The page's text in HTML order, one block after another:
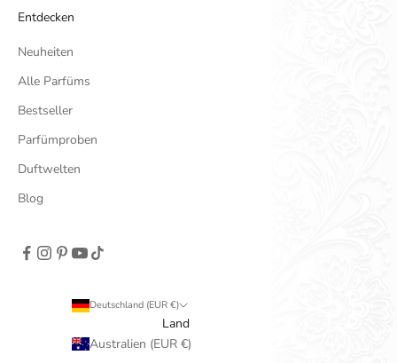
Entdecken
Neuheiten
Alle Parfüms
Bestseller
Parfümproben
Duftwelten
Blog
Deutschland (EUR €)
Land
Australien (EUR €)